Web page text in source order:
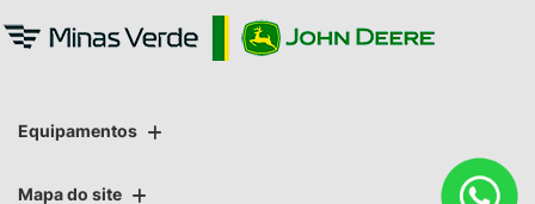
Equipamentos
Mapa do site